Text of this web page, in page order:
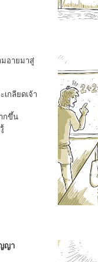
มอายมาสู่
เกลียดเจ้า
กขึ้น
ญา